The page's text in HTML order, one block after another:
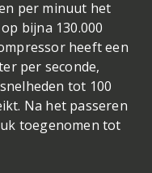
per minuut het
bijna 130.000
heeft een
per seconde,
tot 100
Na het passeren
toegenomen tot